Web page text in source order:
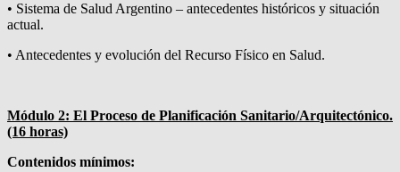
• Sistema de Salud Argentino – antecedentes históricos y situación
actual.
• Antecedentes y evolución del Recurso Físico en Salud.
Módulo 2: El Proceso de Planificación Sanitario/Arquitectónico.
(16 horas)
Contenidos mínimos: